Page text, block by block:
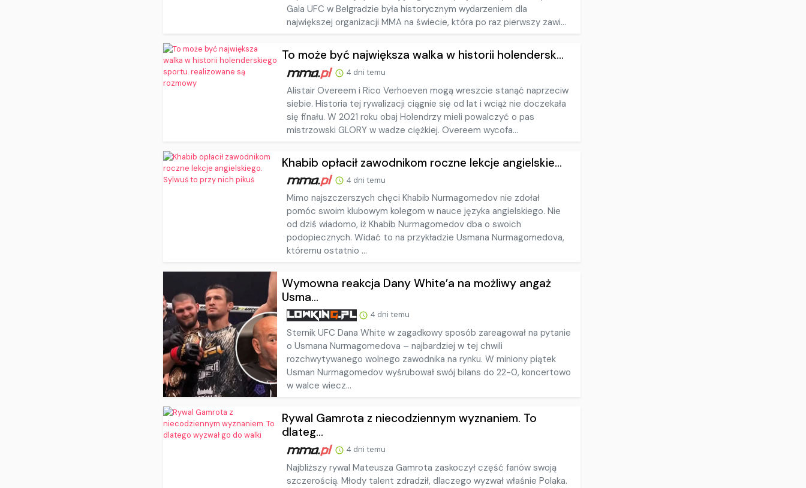
Gala UFC w Belgradzie była historycznym wydarzeniem dla
największej organizacji MMA na świecie, która po raz pierwszy zawi...
To może być największa walka w historii holendersk...
4 dni temu
Alistair Overeem i Rico Verhoeven mogą wreszcie stanąć naprzeciw
siebie. Historia tej rywalizacji ciągnie się od lat i wciąż nie doczekała
się finału. W 2021 roku obaj Holendrzy mieli powalczyć o pas
mistrzowski GLORY w wadze ciężkiej. Overeem wycofa...
Khabib opłacił zawodnikom roczne lekcje angielskie...
4 dni temu
Mimo najszczerszych chęci Khabib Nurmagomedov nie zdołał
pomóc swoim klubowym kolegom w nauce języka angielskiego. Nie
od dziś wiadomo, iż Khabib Nurmagomedov dba o swoich
podopiecznych. Widać to na przykładzie Usmana Nurmagomedova,
któremu ostatnio ...
Wymowna reakcja Dany White’a na możliwy angaż
Usma...
4 dni temu
Sternik UFC Dana White w zagadkowy sposób zareagował na pytanie
o Usmana Nurmagomedova – najbardziej w tej chwili
rozchwytywanego wolnego zawodnika na rynku. W miniony piątek
Usman Nurmagomedov wyśrubował swój bilans do 22-0, koncertowo
w walce wiecz...
Rywal Gamrota z niecodziennym wyznaniem. To
dlateg...
4 dni temu
Najbliższy rywal Mateusza Gamrota zaskoczył część fanów swoją
szczerością. Młody talent zdradził, dlaczego wyzwał właśnie Polaka.